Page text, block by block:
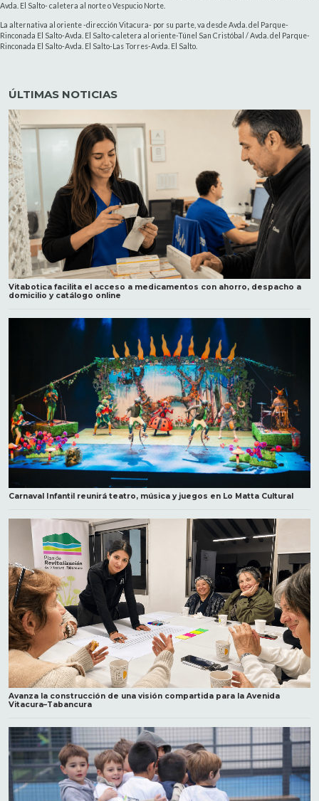
Avda. El Salto- caletera al norte o Vespucio Norte.
La alternativa al oriente -dirección Vitacura- por su parte, va desde Avda. del Parque-
Rinconada El Salto-Avda. El Salto-caletera al oriente-Túnel San Cristóbal / Avda. del Parque-
Rinconada El Salto-Avda. El Salto-Las Torres-Avda. El Salto.
ÚLTIMAS NOTICIAS
Vitabotica facilita el acceso a medicamentos con ahorro, despacho a
domicilio y catálogo online
Carnaval Infantil reunirá teatro, música y juegos en Lo Matta Cultural
Avanza la construcción de una visión compartida para la Avenida
Vitacura–Tabancura